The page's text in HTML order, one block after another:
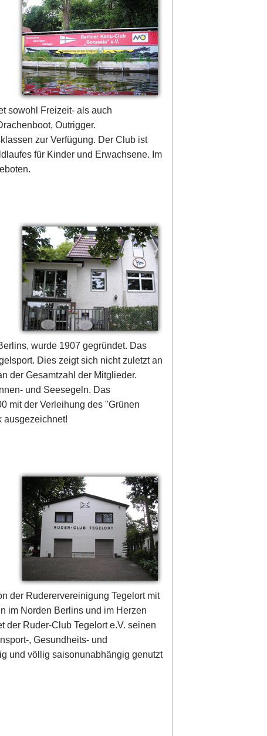
sowohl Freizeit- als auch
Outrigger.
zur Verfügung. Der Club ist
für Kinder und Erwachsene. Im
wurde 1907 gegründet. Das
Dies zeigt sich nicht zuletzt an
der Gesamtzahl der Mitglieder.
und Seesegeln. Das
mit der Verleihung des "Grünen
ausgezeichnet!
der Ruderervereinigung Tegelort mit
im Norden Berlins und im Herzen
der Ruder-Club Tegelort e.V. seinen
, Gesundheits- und
und völlig saisonunabhängig genutzt